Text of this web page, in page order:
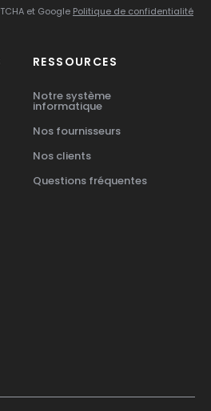
et Google Politique de confidentialité
RESSOURCES
Notre système
informatique
Nos fournisseurs
Nos clients
Questions fréquentes